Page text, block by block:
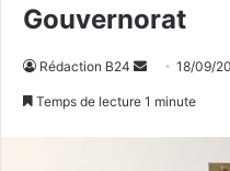
Gouvernorat
Rédaction B24 18/09/
Temps de lecture 1 minute